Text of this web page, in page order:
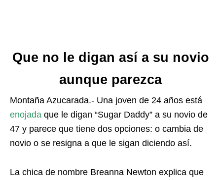
Que no le digan así a su novio
aunque parezca
Montaña Azucarada.- Una joven de 24 años está
enojada que le digan “Sugar Daddy” a su novio de
47 y parece que tiene dos opciones: o cambia de
novio o se resigna a que le sigan diciendo así.
La chica de nombre Breanna Newton explica que